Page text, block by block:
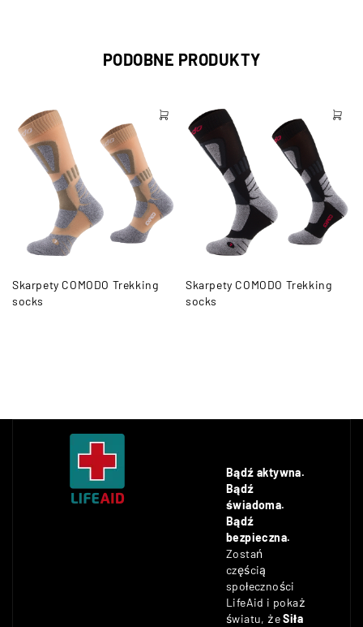
PODOBNE PRODUKTY
Skarpety COMODO Trekking
socks
Skarpety COMODO Trekking
socks
Bądź aktywna.
Bądź
świadoma.
Bądź
bezpieczna.
Zostań
częścią
społeczności
LifeAid i pokaż
światu, żeSiła